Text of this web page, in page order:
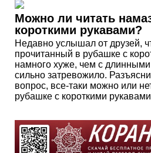
Можно ли читать
короткими рукавами?
Недавно услышал от друзей,
прочитанный в рубашке с
намного хуже, чем с
сильно затревожило.
вопрос, все-таки можно или
рубашке с короткими